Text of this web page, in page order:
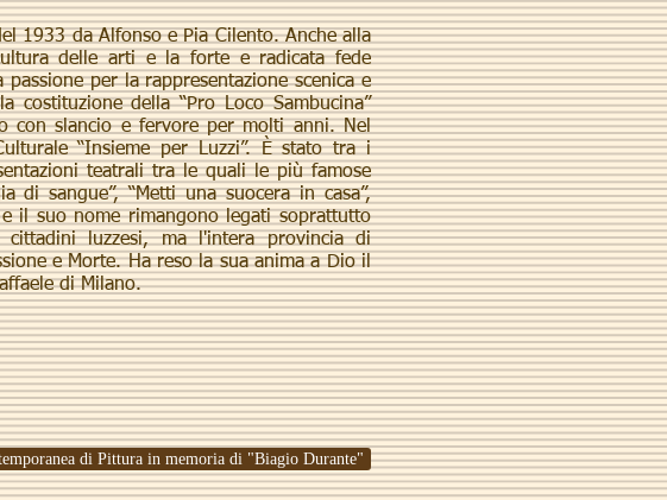
1933 da Alfonso e Pia Cilento. Anche alla
delle arti e la forte e radicata fede
per la rappresentazione scenica e
della “Pro Loco Sambucina”
con slancio e fervore per molti anni. Nel
“Insieme per Luzzi”. È stato tra i
teatrali tra le quali le più famose
di sangue”, “Metti una suocera in casa”,
il suo nome rimangono legati soprattutto
luzzesi, ma l'intera provincia di
e Morte. Ha reso la sua anima a Dio il
di Milano.
di Pittura in memoria di "Biagio Durante"